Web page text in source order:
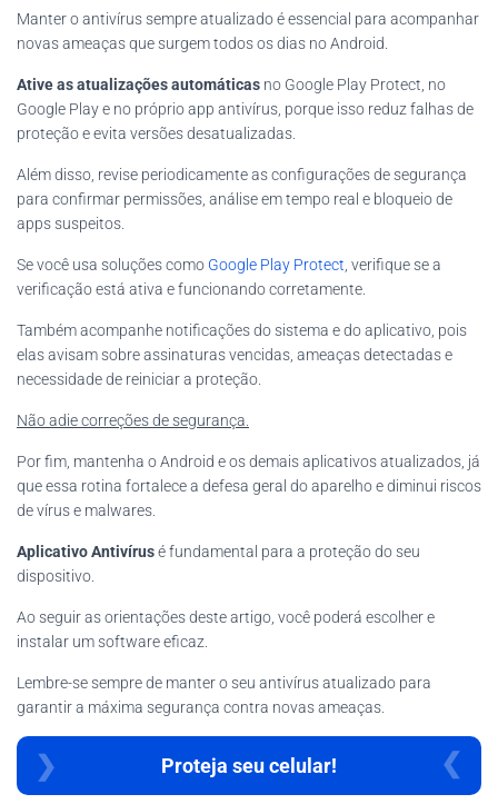
Manter o antivírus sempre atualizado é essencial para acompanhar
novas ameaças que surgem todos os dias no Android.
Ative as atualizações automáticas no Google Play Protect, no
Google Play e no próprio app antivírus, porque isso reduz falhas de
proteção e evita versões desatualizadas.
Além disso, revise periodicamente as configurações de segurança
para confirmar permissões, análise em tempo real e bloqueio de
apps suspeitos.
Se você usa soluções como Google Play Protect , verifique se a
verificação está ativa e funcionando corretamente.
Também acompanhe notificações do sistema e do aplicativo, pois
elas avisam sobre assinaturas vencidas, ameaças detectadas e
necessidade de reiniciar a proteção.
Não adie correções de segurança.
Por fim, mantenha o Android e os demais aplicativos atualizados, já
que essa rotina fortalece a defesa geral do aparelho e diminui riscos
de vírus e malwares.
Aplicativo Antivírusé fundamental para a proteção do seu
dispositivo.
Ao seguir as orientações deste artigo, você poderá escolher e
instalar um software eficaz.
Lembre-se sempre de manter o seu antivírus atualizado para
garantir a máxima segurança contra novas ameaças.
Proteja seu celular!